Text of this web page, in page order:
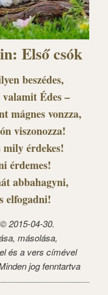
Első csók
beszédes,
Édes –
mágnes vonzza,
viszonozza!
érdekes!
érdemes!
abbahagyni,
elfogadni!
2015-04-30.
másolása,
és a vers címével
jog fenntartva